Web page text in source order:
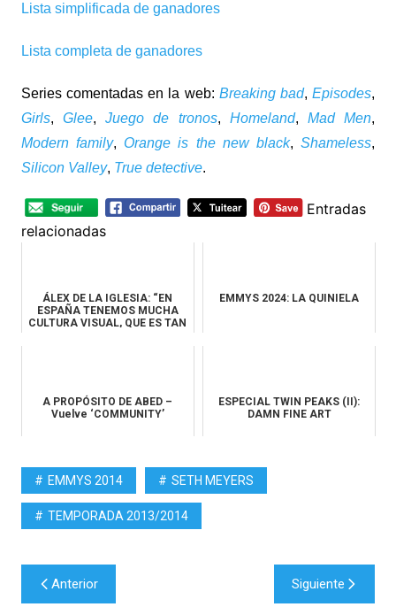
Lista simplificada de ganadores
Lista completa de ganadores
Series comentadas en la web: Breaking bad,Episodes,
Girls,Glee,Juego de tronos, Homeland, Mad Men,
Modern family, Orange is the new black,Shameless,
Silicon Valley, True detective.
Entradas
relacionadas
ÁLEX DE LA IGLESIA: “EN
ESPAÑA TENEMOS MUCHA
CULTURA VISUAL, QUE ES TAN
EMMYS 2024: LA QUINIELA
A PROPÓSITO DE ABED –
Vuelve ‘COMMUNITY’
ESPECIAL TWIN PEAKS (II):
DAMN FINE ART
EMMYS 2014 SETH MEYERS
TEMPORADA 2013/2014
Navegación
Anterior Siguiente